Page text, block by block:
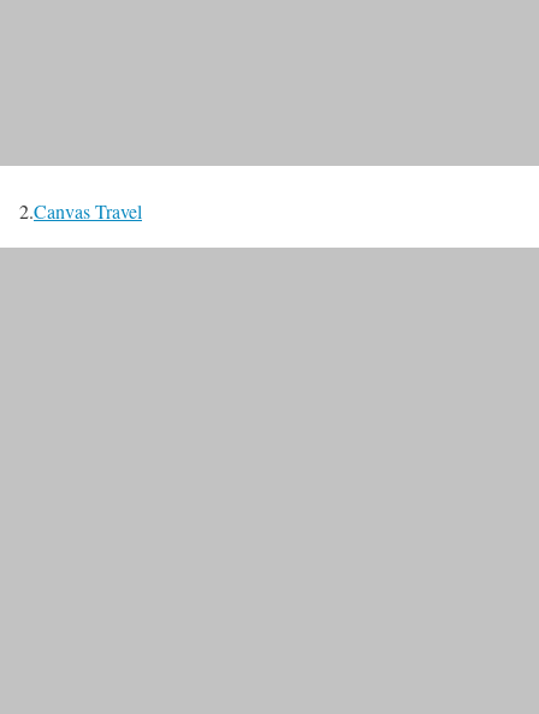
2.Canvas Travel